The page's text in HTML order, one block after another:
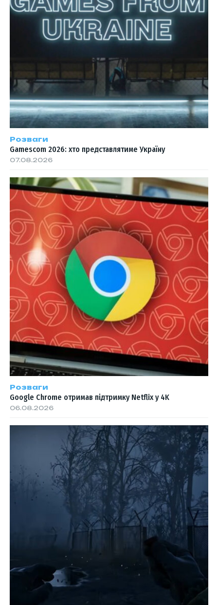
Розваги
Gamescom 2026: хто представлятиме Україну
07.08.2026
Розваги
Google Chrome отримав підтримку Netflix у 4K
06.08.2026